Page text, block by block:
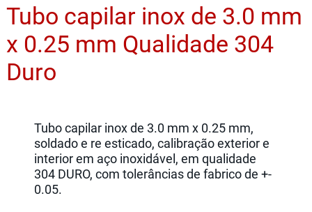
Tubo capilar inox de 3.0 mm
x 0.25 mm Qualidade 304
Duro
Tubo capilar inox de 3.0 mm x 0.25 mm,
soldado e re esticado, calibração exterior e
interior em aço inoxidável, em qualidade
304 DURO, com tolerâncias de fabrico de +-
0.05.